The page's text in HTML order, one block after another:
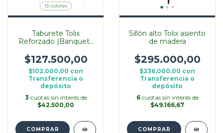
13 colores
Taburete Tolix
Reforzado (Banqueta
Madera
$127.500,00
$102.000,00 con
Transferencia o
depósito
3 cuotas sin interés de
$42.500,00
COMPRAR
Sillón alto Tolix asiento
de madera
$295.000,00
$236.000,00 con
Transferencia o
depósito
6 cuotas sin interés de
$49.166,67
COMPRAR